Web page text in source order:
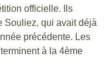
officielle. Ils
Souliez, qui avait déjà
précédente. Les
à la 4ème